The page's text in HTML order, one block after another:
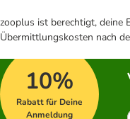
zooplus ist berechtigt, deine
Übermittlungskosten nach
10%
Rabatt für Deine
Anmeldung